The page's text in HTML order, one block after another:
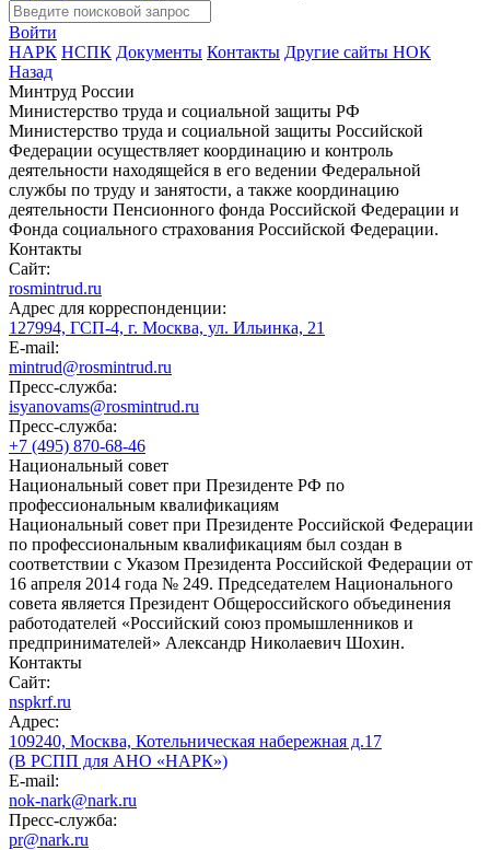
Войти
НАРК НСПК Документы Контакты Другие сайты НОК
Назад
Минтруд России
Министерство труда и социальной защиты РФ
Министерство труда и социальной защиты Российской
Федерации осуществляет координацию и контроль
деятельности находящейся в его ведении Федеральной
службы по труду и занятости, а также координацию
деятельности Пенсионного фонда Российской Федерации и
Фонда социального страхования Российской Федерации.
Контакты
Сайт:
rosmintrud.ru
Адрес для корреспонденции:
127994, ГСП-4, г. Москва, ул. Ильинка, 21
E-mail:
mintrud@rosmintrud.ru
Пресс-служба:
isyanovams@rosmintrud.ru
Пресс-служба:
+7 (495) 870-68-46
Национальный совет
Национальный совет при Президенте РФ по
профессиональным квалификациям
Национальный совет при Президенте Российской Федерации
по профессиональным квалификациям был создан в
соответствии с Указом Президента Российской Федерации от
16 апреля 2014 года № 249. Председателем Национального
совета является Президент Общероссийского объединения
работодателей «Российский союз промышленников и
предпринимателей» Александр Николаевич Шохин.
Контакты
Сайт:
nspkrf.ru
Адрес:
109240, Москва, Котельническая набережная д.17
(В РСПП для АНО «НАРК»)
E-mail:
nok-nark@nark.ru
Пресс-служба:
pr@nark.ru